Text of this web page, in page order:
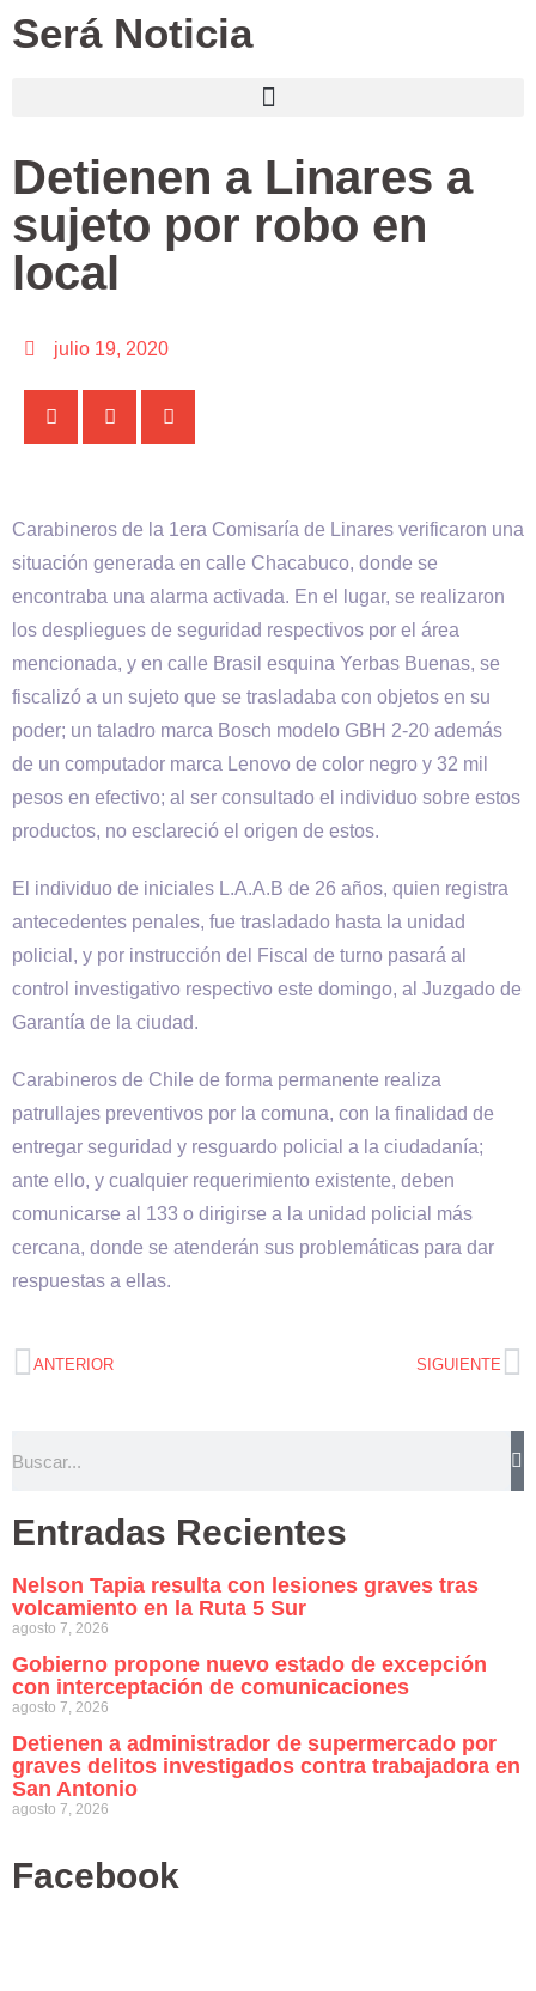
Será Noticia
Detienen a Linares a
sujeto por robo en
local
julio 19, 2020
Carabineros de la 1era Comisaría de Linares verificaron una
situación generada en calle Chacabuco, donde se
encontraba una alarma activada. En el lugar, se realizaron
los despliegues de seguridad respectivos por el área
mencionada, y en calle Brasil esquina Yerbas Buenas, se
fiscalizó a un sujeto que se trasladaba con objetos en su
poder; un taladro marca Bosch modelo GBH 2-20 además
de un computador marca Lenovo de color negro y 32 mil
pesos en efectivo; al ser consultado el individuo sobre estos
productos, no esclareció el origen de estos.
El individuo de iniciales L.A.A.B de 26 años, quien registra
antecedentes penales, fue trasladado hasta la unidad
policial, y por instrucción del Fiscal de turno pasará al
control investigativo respectivo este domingo, al Juzgado de
Garantía de la ciudad.
Carabineros de Chile de forma permanente realiza
patrullajes preventivos por la comuna, con la finalidad de
entregar seguridad y resguardo policial a la ciudadanía;
ante ello, y cualquier requerimiento existente, deben
comunicarse al 133 o dirigirse a la unidad policial más
cercana, donde se atenderán sus problemáticas para dar
respuestas a ellas.
ANTERIOR SIGUIENTE
Entradas Recientes
Nelson Tapia resulta con lesiones graves tras
volcamiento en la Ruta 5 Sur
agosto 7, 2026
Gobierno propone nuevo estado de excepción
con interceptación de comunicaciones
agosto 7, 2026
Detienen a administrador de supermercado por
graves delitos investigados contra trabajadora en
San Antonio
agosto 7, 2026
Facebook